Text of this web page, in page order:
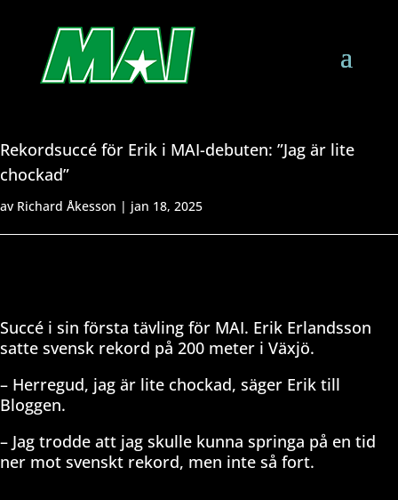
Rekordsuccé för Erik i MAI-debuten: ”Jag är lite
chockad”
av Richard Åkesson | jan 18, 2025
Succé i sin första tävling för MAI. Erik Erlandsson
satte svensk rekord på 200 meter i Växjö.
– Herregud, jag är lite chockad, säger Erik till
Bloggen.
– Jag trodde att jag skulle kunna springa på en tid
ner mot svenskt rekord, men inte så fort.